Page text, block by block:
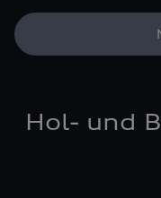
Hol- und